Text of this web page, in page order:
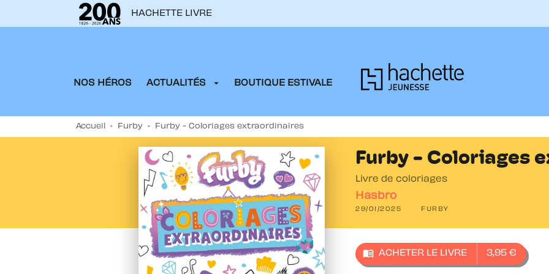
MENU
HACHETTE LIVRE
NOS HÉROS ACTUALITÉS arrow_drop_down BOUTIQUE ESTIVALE
Accueil • Furby • Furby - Coloriages extraordinaires
Furby - Coloriages
Livre de coloriages
Hasbro
29/01/2025 FURBY
menu_book ACHETER LE LIVRE 3,95 €